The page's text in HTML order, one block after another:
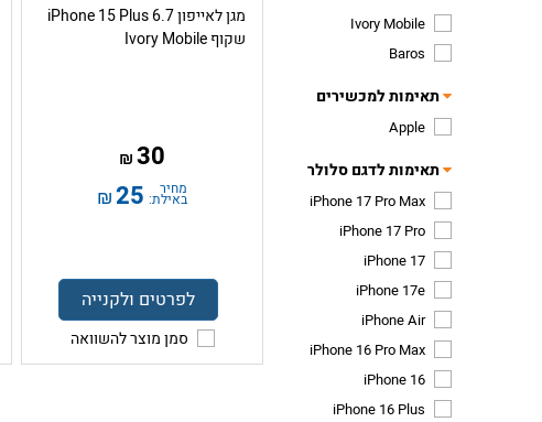
Ivory Mobile
Baros
תאימות למכשירים
Apple
תאימות לדגם סלולר
iPhone 17 Pro Max
iPhone 17 Pro
iPhone 17
iPhone 17e
iPhone Air
iPhone 16 Pro Max
iPhone 16
iPhone 16 Plus
מגן לאייפון iPhone 15 Plus 6.7
שקוף Ivory Mobile
30
₪
מחיר
באילת: 25
₪
לפרטים ולקנייה
סמן מוצר להשוואה